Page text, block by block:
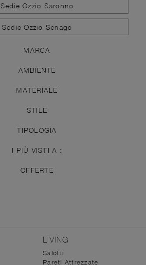
Sedie Ozzio Saronno
Sedie Ozzio Senago
MARCA
AMBIENTE
MATERIALE
STILE
TIPOLOGIA
I PIÙ VISTI A :
OFFERTE
LIVING
Salotti
Pareti Attrezzate